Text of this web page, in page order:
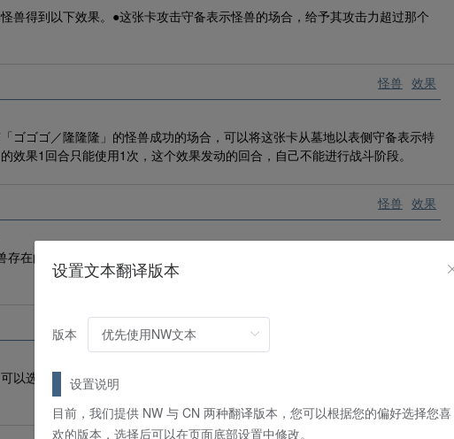
兽得到以下效果。●这张卡攻击守备表示怪兽的场合，给予其攻击力超过那个
怪兽 效果
ゴゴゴ／隆隆隆」的怪兽成功的场合，可以将这张卡从墓地以表侧守备表示特
效果1回合只能使用1次，这个效果发动的回合，自己不能进行战斗阶段。
怪兽 效果
在的场合，这张卡可以从手牌特殊召唤。「ミミミック／似耳怪」以这个方
以选择对手场上的1张卡发动。使选择的卡返回持有者的手牌。
设置文本翻译版本
版本
设置说明
目前，我们提供 NW 与 CN 两种翻译版本，您可以根据您的偏好选择您喜
欢的版本，选择后可以在页面底部设置中修改。